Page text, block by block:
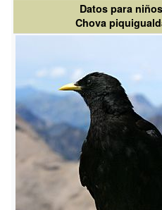
Datos para niños
Chova